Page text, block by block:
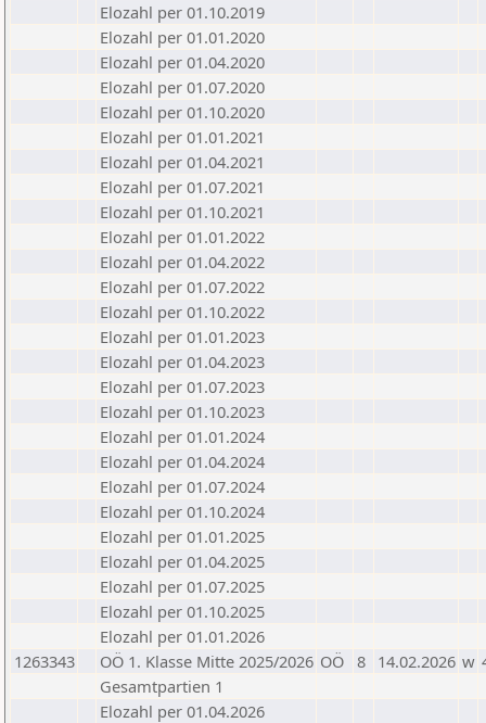
Elozahl per 01.10.2019
Elozahl per 01.01.2020
Elozahl per 01.04.2020
Elozahl per 01.07.2020
Elozahl per 01.10.2020
Elozahl per 01.01.2021
Elozahl per 01.04.2021
Elozahl per 01.07.2021
Elozahl per 01.10.2021
Elozahl per 01.01.2022
Elozahl per 01.04.2022
Elozahl per 01.07.2022
Elozahl per 01.10.2022
Elozahl per 01.01.2023
Elozahl per 01.04.2023
Elozahl per 01.07.2023
Elozahl per 01.10.2023
Elozahl per 01.01.2024
Elozahl per 01.04.2024
Elozahl per 01.07.2024
Elozahl per 01.10.2024
Elozahl per 01.01.2025
Elozahl per 01.04.2025
Elozahl per 01.07.2025
Elozahl per 01.10.2025
Elozahl per 01.01.2026
1263343
OÖ 1. Klasse Mitte 2025/2026 OÖ 8 14.02.2026 w
Gesamtpartien 1
Elozahl per 01.04.2026